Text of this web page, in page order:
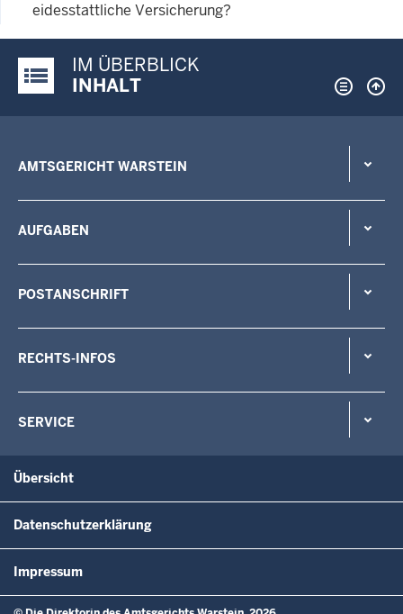
eidesstattliche Versicherung?
Justiz-Portal im Überblick:
IM ÜBERBLICK
INHALT
AMTSGERICHT WARSTEIN
AUFGABEN
POSTANSCHRIFT
RECHTS-INFOS
SERVICE
Übersicht
Datenschutzerklärung
Impressum